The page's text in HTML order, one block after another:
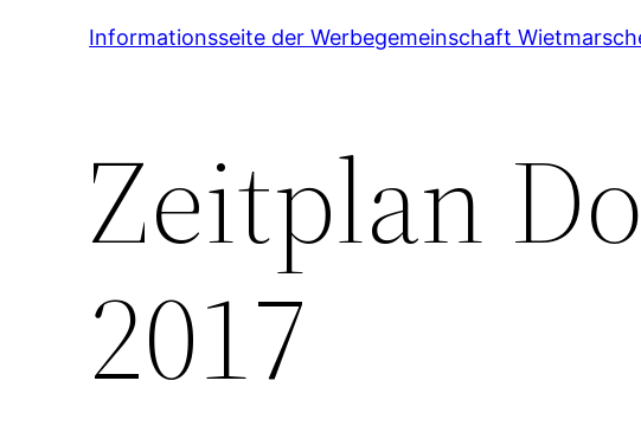
Informationsseite der Werbegemeinschaft
Zeitplan
2017